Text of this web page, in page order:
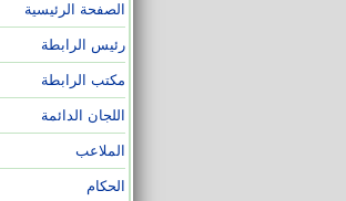
الصفحة الرئيسية
رئيس الرابطة
مكتب الرابطة
اللجان الدائمة
الملاعب
الحكام